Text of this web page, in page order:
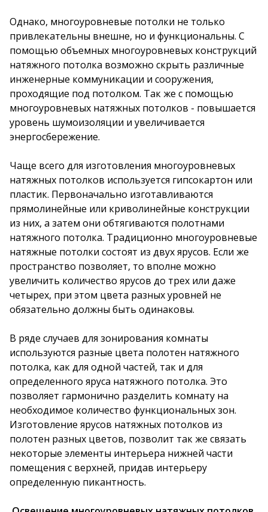
Однако, многоуровневые потолки не только
привлекательны внешне, но и функциональны. С
помощью объемных многоуровневых конструкций
натяжного потолка возможно скрыть различные
инженерные коммуникации и сооружения,
проходящие под потолком. Так же с помощью
многоуровневых натяжных потолков - повышается
уровень шумоизоляции и увеличивается
энергосбережение.
Чаще всего для изготовления многоуровневых
натяжных потолков используется гипсокартон или
пластик. Первоначально изготавливаются
прямолинейные или криволинейные конструкции
из них, а затем они обтягиваются полотнами
натяжного потолка. Традиционно многоуровневые
натяжные потолки состоят из двух ярусов. Если же
пространство позволяет, то вполне можно
увеличить количество ярусов до трех или даже
четырех, при этом цвета разных уровней не
обязательно должны быть одинаковы.
В ряде случаев для зонирования комнаты
используются разные цвета полотен натяжного
потолка, как для одной частей, так и для
определенного яруса натяжного потолка. Это
позволяет гармонично разделить комнату на
необходимое количество функциональных зон.
Изготовление ярусов натяжных потолков из
полотен разных цветов, позволит так же связать
некоторые элементы интерьера нижней части
помещения с верхней, придав интерьеру
определенную пикантность.